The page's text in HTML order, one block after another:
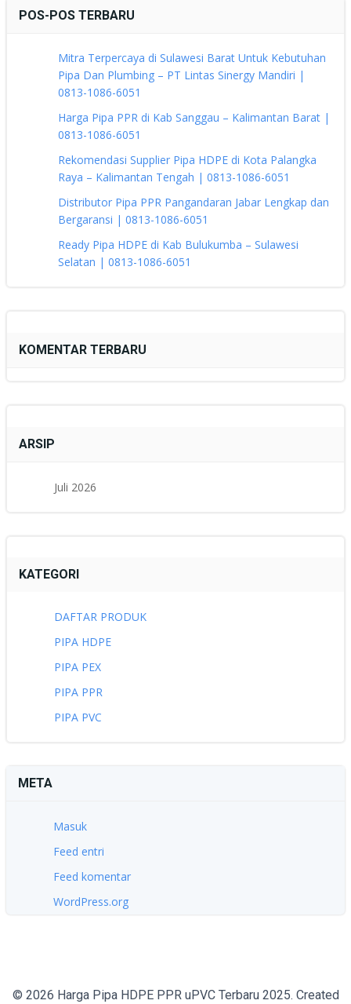
POS-POS TERBARU
Mitra Terpercaya di Sulawesi Barat Untuk Kebutuhan
Pipa Dan Plumbing – PT Lintas Sinergy Mandiri |
0813-1086-6051
Harga Pipa PPR di Kab Sanggau – Kalimantan Barat |
0813-1086-6051
Rekomendasi Supplier Pipa HDPE di Kota Palangka
Raya – Kalimantan Tengah | 0813-1086-6051
Distributor Pipa PPR Pangandaran Jabar Lengkap dan
Bergaransi | 0813-1086-6051
Ready Pipa HDPE di Kab Bulukumba – Sulawesi
Selatan | 0813-1086-6051
KOMENTAR TERBARU
ARSIP
Juli 2026
KATEGORI
DAFTAR PRODUK
PIPA HDPE
PIPA PEX
PIPA PPR
PIPA PVC
META
Masuk
Feed entri
Feed komentar
WordPress.org
© 2026 Harga Pipa HDPE PPR uPVC Terbaru 2025. Created